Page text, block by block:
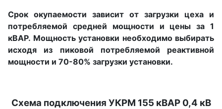
Срок окупаемости зависит от загрузки цеха и
потребляемой средней мощности и цены за 1
кВАР. Мощность установки необходимо выбирать
исходя из пиковой потребляемой реактивной
мощности и 70-80% загрузки установки.
Схема подключения УКРМ 155 кВАР 0,4 кВ